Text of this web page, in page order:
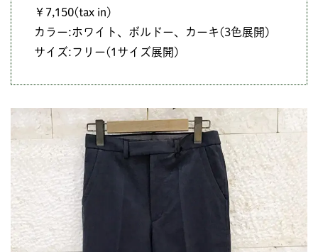
￥7,150(tax in)
カラー:ホワイト、ボルドー、カーキ(3色展開)
サイズ:フリー(1サイズ展開)